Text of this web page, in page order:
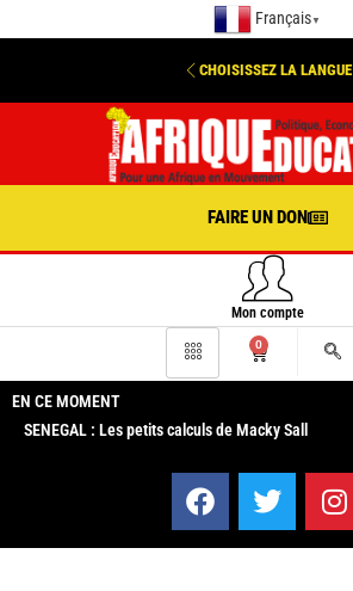
Français ▼
CHOISISSEZ LA LANGUE
FAIRE UN DON
Mon compte
0
EN CE MOMENT
SENEGAL : Les petits calculs de Macky Sall